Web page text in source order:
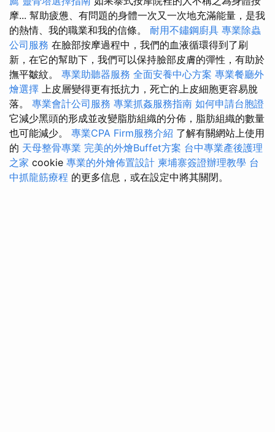
摩... 幫助疲憊、有問題的身體一次又一次地充滿能量，是我
的熱情、我的職業和我的信條。 耐用不鏽鋼廚具 專業除蟲
公司服務 在臉部按摩過程中，我們的血液循環得到了刷
新，在它的幫助下，我們可以保持臉部皮膚的彈性，有助於
撫平皺紋。 專業助聽器服務 全面安養中心方案 專業餐廳外
燴選擇 上皮層變得更有抵抗力，死亡的上皮細胞更容易脫
落。 專業會計公司服務 專業抓姦服務指南 如何申請台胞證
它減少黑頭的形成並改變脂肪組織的分佈，脂肪組織的數量
也可能減少。 專業CPA Firm服務介紹 了解有關網站上使用
的 天母整骨專業 完美的外燴Buffet方案 台中專業產後護理
之家 cookie 專業的外燴佈置設計 柬埔寨簽證辦理教學 台
中抓龍筋療程 的更多信息，或在設定中將其關閉。